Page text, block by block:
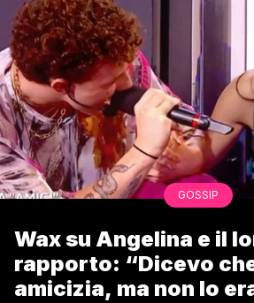
GOSSIP
Wax su Angelina e il
rapporto: “Dicevo
amicizia, ma non lo